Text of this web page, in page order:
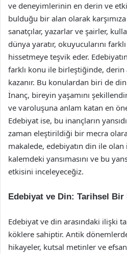
ve deneyimlerinin en derin ve
bulduğu bir alan olarak karşımıza
sanatçılar, yazarlar ve şairler,
dünya yaratır, okuyucularını
hissetmeye teşvik eder.
farklı konu ile birleştiğinde,
kazanır. Bu konulardan biri de
İnanç, bireyin yaşamını
ve varoluşuna anlam katan en
Edebiyat ise, bu inançların
zaman eleştirildiği bir mecra
makalede, edebiyatın din ile
kalemdeki yansımasını ve bu
etkisini inceleyeceğiz.
Edebiyat ve Din: Tarihsel Bir
Edebiyat ve din arasındaki ilişki
köklere sahiptir. Antik
hikayeler, kutsal metinler ve